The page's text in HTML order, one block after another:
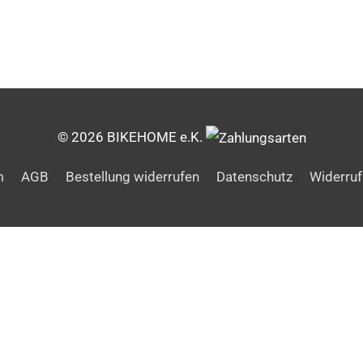
© 2026 BIKEHOME e.K.
AGB Bestellung widerrufen Datenschutz